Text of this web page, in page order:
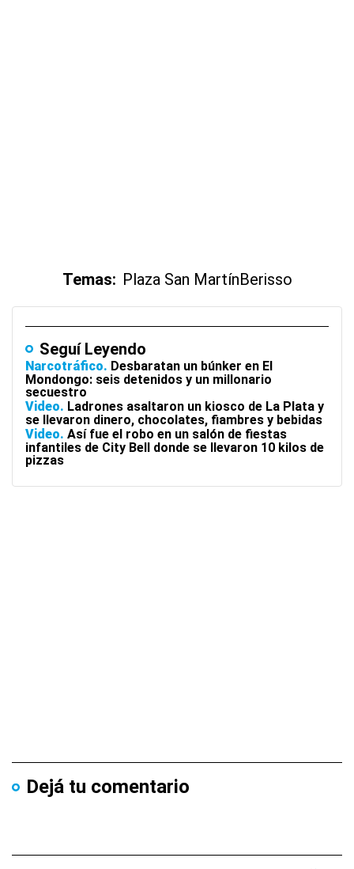
Temas: Plaza San MartínBerisso
Seguí Leyendo
Narcotráfico Desbaratan un búnker en El
Mondongo: seis detenidos y un millonario
secuestro
Video Ladrones asaltaron un kiosco de La Plata y
se llevaron dinero, chocolates, fiambres y bebidas
Video Así fue el robo en un salón de fiestas
infantiles de City Bell donde se llevaron 10 kilos de
pizzas
Dejá tu comentario